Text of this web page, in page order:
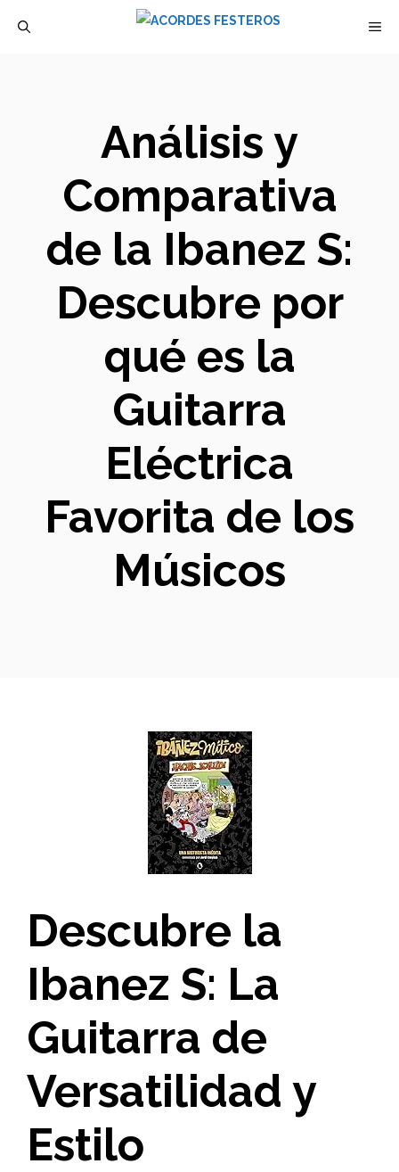
Análisis y
Comparativa
de la Ibanez S:
Descubre por
qué es la
Guitarra
Eléctrica
Favorita de los
Músicos
Descubre la
Ibanez S: La
Guitarra de
Versatilidad y
Estilo